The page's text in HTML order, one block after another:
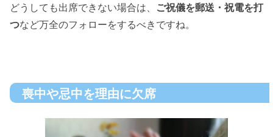
どうしても出席できない場合は、
ご祝儀を郵送・祝電を打
つなど万全のフォローをするべきですね。
喪中や忌中を理由に欠席